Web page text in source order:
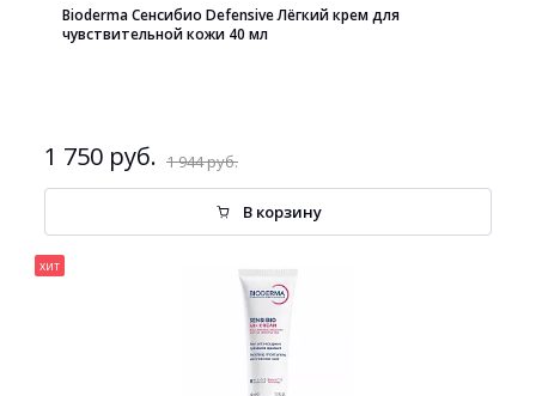
Bioderma Сенсибио Defensive Лёгкий крем для
чувствительной кожи 40 мл
1 750 руб. 1 944 руб.
В корзину
хит